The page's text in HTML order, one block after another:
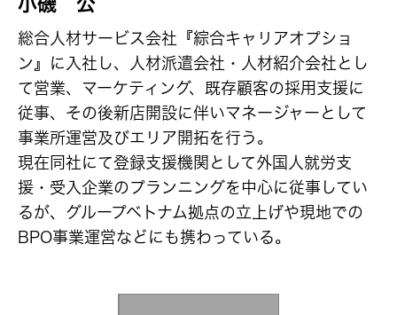
総合人材サービス会社『綜合キャリアオプショ
ン』に入社し、人材派遣会社・人材紹介会社とし
て営業、マーケティング、既存顧客の採用支援に
従事、その後新店開設に伴いマネージャーとして
事業所運営及びエリア開拓を行う。
現在同社にて登録支援機関として外国人就労支
援・受入企業のプランニングを中心に従事してい
るが、グループベトナム拠点の立上げや現地での
BPO事業運営などにも携わっている。